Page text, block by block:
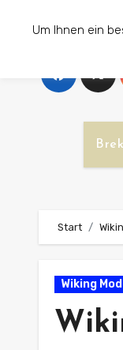
Inhalt
Start
Wiking
Um Ihnen ein